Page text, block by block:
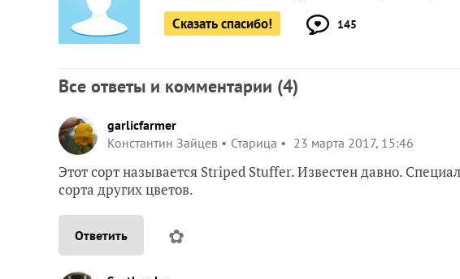
Сказать спасибо!
145
Все ответы и комментарии (4)
garlicfarmer
Константин Зайцев
Старица 23 марта 2017, 15:46
Этот сорт называется Striped Stuffer. Известен давно.
сорта других цветов.
Ответить ✿